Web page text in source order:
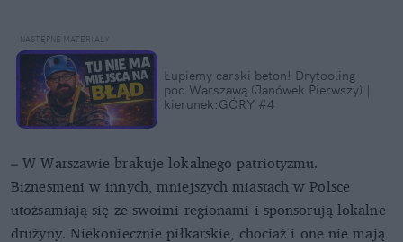
Łupiemy carski beton! Drytooling
pod Warszawą (Janówek Pierwszy) |
kierunek:GÓRY #4
– W Warszawie brakuje lokalnego patriotyzmu.
Biznesmeni w innych, mniejszych miastach w Polsce
utożsamiają się ze swoimi regionami i sponsorują lokalne
drużyny. Niekoniecznie piłkarskie, chociaż i one nie mają